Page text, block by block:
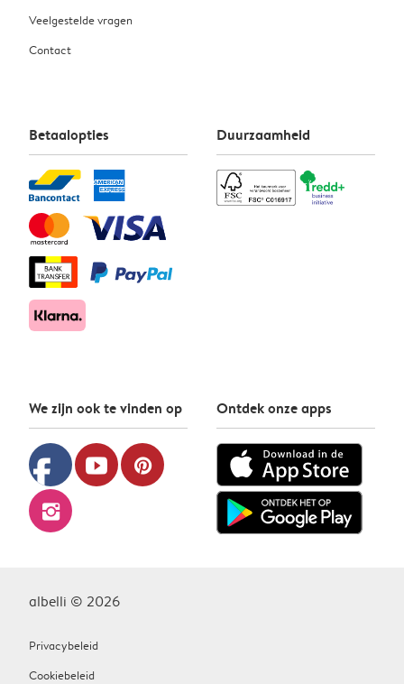
Veelgestelde vragen
Contact
Betaalopties Duurzaamheid
We zijn ook te vinden op
facebook youtube pinterest
instagram
Ontdek onze apps
albelli © 2026
Privacybeleid
Cookiebeleid